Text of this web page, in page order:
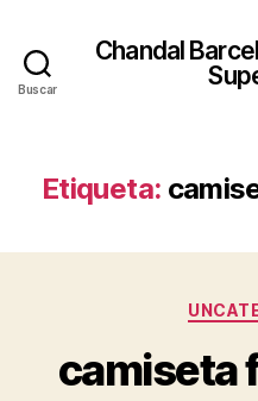
Buscar
Chandal
Etiqueta:
camiseta